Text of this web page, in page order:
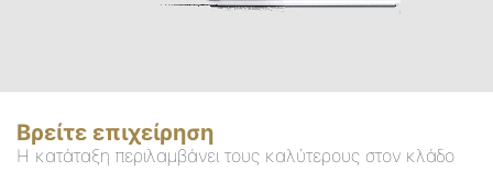
Βρείτε επιχείρηση
Η κατάταξη περιλαμβάνει τους καλύτερους στον κλάδο